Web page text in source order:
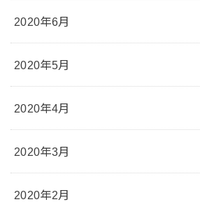
2020年6月
2020年5月
2020年4月
2020年3月
2020年2月